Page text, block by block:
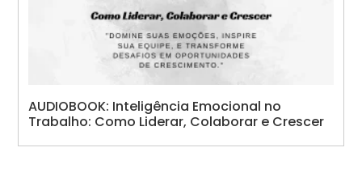
AUDIOBOOK: Inteligência Emocional no
Trabalho: Como Liderar, Colaborar e Crescer